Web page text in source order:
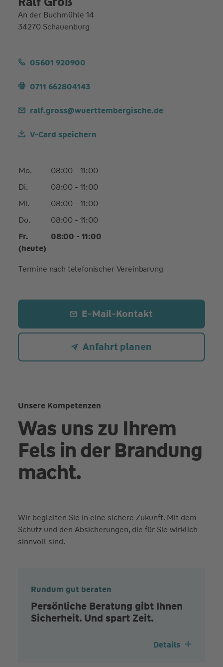
An der Buchmühle 14
34270 Schauenburg
05601 920900
0711 662804143
ralf.gross@wuerttembergische.de
V-Card speichern
Mo.
08:00 - 11:00
Di.
08:00 - 11:00
Mi.
08:00 - 11:00
Do.
08:00 - 11:00
Fr.
(heute)
08:00 - 11:00
Termine nach telefonischer Vereinbarung
E-Mail-Kontakt
Anfahrt planen
Unsere Kompetenzen
Was uns zu Ihrem
Fels in der Brandung
macht.
Wir begleiten Sie in eine sichere Zukunft. Mit dem
Schutz und den Absicherungen, die für Sie wirklich
sinnvoll sind.
Rundum gut beraten
Persönliche Beratung gibt Ihnen
Sicherheit. Und spart Zeit.
Details